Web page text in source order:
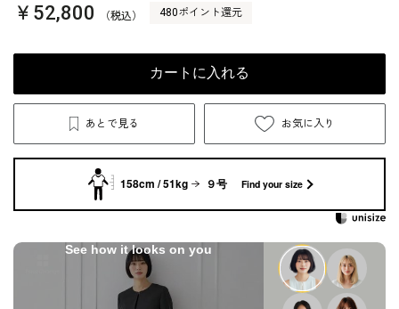
￥52,800 （税込） 480ポイント還元
カートに入れる
あとで見る お気に入り
158cm / 51kg ９号 Find your size
See how it looks on you